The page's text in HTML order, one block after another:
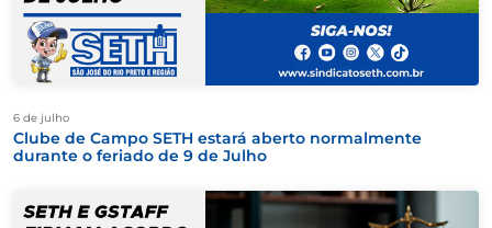
6 de julho
Clube de Campo SETH estará aberto normalmente
durante o feriado de 9 de Julho